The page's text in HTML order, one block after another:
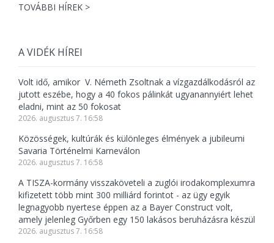
TOVÁBBI HÍREK >
A VIDÉK HÍREI
Volt idő, amikor V. Németh Zsoltnak a vízgazdálkodásról az
jutott eszébe, hogy a 40 fokos pálinkát ugyanannyiért lehet
eladni, mint az 50 fokosat
2026. augusztus 7. 16:58
Közösségek, kultúrák és különleges élmények a jubileumi
Savaria Történelmi Karneválon
2026. augusztus 7. 16:58
A TISZA-kormány visszaköveteli a zuglói irodakomplexumra
kifizetett több mint 300 milliárd forintot - az ügy egyik
legnagyobb nyertese éppen az a Bayer Construct volt,
amely jelenleg Győrben egy 150 lakásos beruházásra készül
2026. augusztus 7. 16:58